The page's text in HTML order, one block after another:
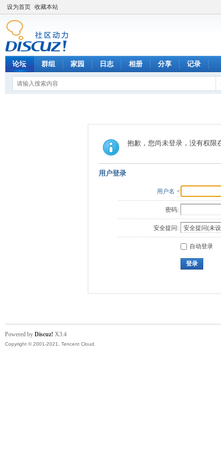
设为首页 收藏本站
论坛 群组 家园 日志 相册 分享 记录
抱歉，您尚未登录，没有权限
用户登录
用户名
密码:
安全提问:
自动登录
登录
Powered by Discuz! X3.4
Copyright © 2001-2021, Tencent Cloud.